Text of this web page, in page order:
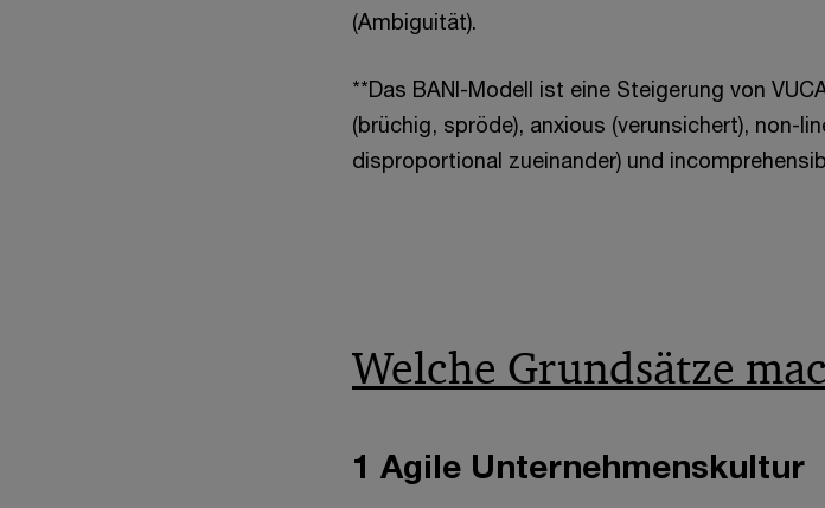
(Ambiguität).
**Das BANI-Modell ist eine Steigerung von
(brüchig, spröde), anxious (verunsichert), non-
disproportional zueinander) und
Welche Grundsätze
1 Agile Unternehmenskultur